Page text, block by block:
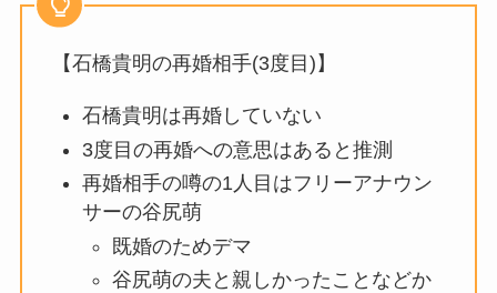
【石橋貴明の再婚相手(3度目)】
石橋貴明は再婚していない
3度目の再婚への意思はあると推測
再婚相手の噂の1人目はフリーアナウン
サーの谷尻萌
既婚のためデマ
谷尻萌の夫と親しかったことなどか